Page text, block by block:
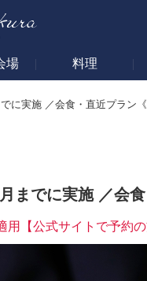
場 料理
に実施 ／会食・直近プラン《
までに実施 ／会
用【公式サイトで予約の